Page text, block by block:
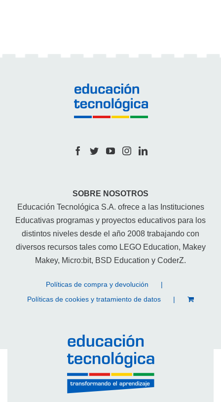
SOBRE NOSOTROS
Educación Tecnológica S.A. ofrece a las Instituciones
Educativas programas y proyectos educativos para los
distintos niveles desde el año 2008 trabajando con
diversos recursos tales como LEGO Education, Makey
Makey, Micro:bit, BSD Education y CoderZ.
Políticas de compra y devolución
Políticas de cookies y tratamiento de datos